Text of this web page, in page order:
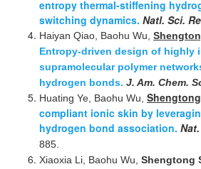
entropy thermal-stiffening
switching dynamics. Natl. Sci.
Haiyan Qiao, Baohu Wu,
Entropy-driven design of highly
supramolecular polymer
hydrogen bonds. J. Am. Chem.
Huating Ye, Baohu Wu,
compliant ionic skin by
hydrogen bond association.
885.
Xiaoxia Li, Baohu Wu, Shengtong